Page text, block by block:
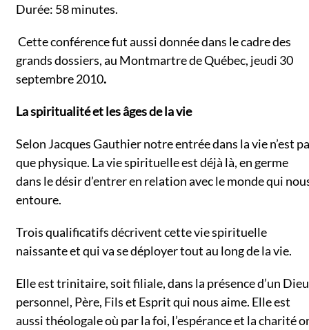
Durée: 58 minutes.
Cette conférence fut aussi donnée dans le cadre des
grands dossiers, au Montmartre de Québec, jeudi 30
septembre 2010.
La spiritualité et les âges de la vie
Selon Jacques Gauthier notre entrée dans la vie n’est
que physique. La vie spirituelle est déjà là, en germe
dans le désir d’entrer en relation avec le monde qui
entoure.
Trois qualificatifs décrivent cette vie spirituelle
naissante et qui va se déployer tout au long de la vie.
Elle est trinitaire, soit filiale, dans la présence d’un Dieu
personnel, Père, Fils et Esprit qui nous aime. Elle est
aussi théologale où par la foi, l’espérance et la charité